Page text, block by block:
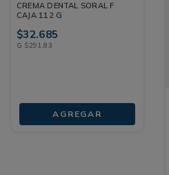
CREMA DENTAL SORAL F
CAJA 112 G
$32.685
G $291,83
AGREGAR